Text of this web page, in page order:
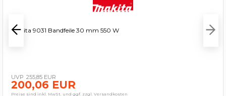
Makita 9031 Bandfeile 30 mm 550 W
255,85 EUR
200,06 EUR
Preise sind inkl. MwSt. und ggf. zzgl. Versandkosten